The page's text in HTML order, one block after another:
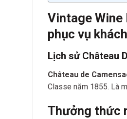
Vintage Wine
phục vụ
Lịch sử Château
Château de
Classe năm 1855. Là
Thưởng thức